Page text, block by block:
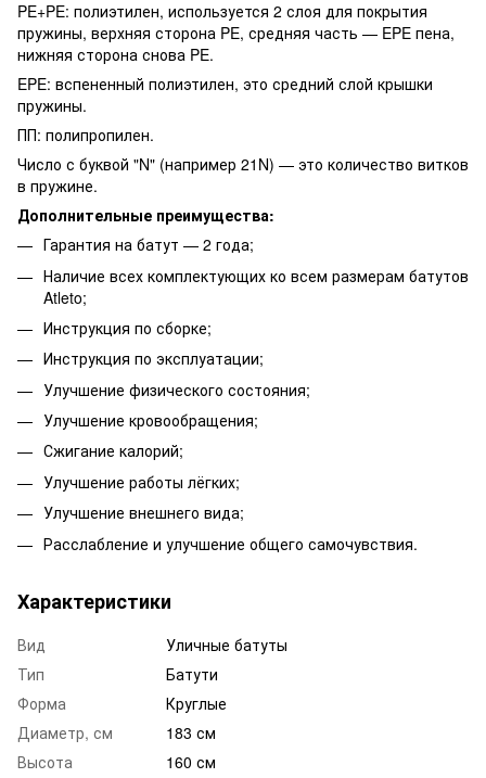
PE+PE: полиэтилен, используется 2 слоя для покрытия
пружины, верхняя сторона PE, средняя часть — EPE пена,
нижняя сторона снова PE.
EPE: вспененный полиэтилен, это средний слой крышки
пружины.
ПП: полипропилен.
Число с буквой "N" (например 21N) — это количество витков
в пружине.
Дополнительные преимущества:
Гарантия на батут — 2 года;
Наличие всех комплектующих ко всем размерам батутов
Atleto;
Инструкция по сборке;
Инструкция по эксплуатации;
Улучшение физического состояния;
Улучшение кровообращения;
Сжигание калорий;
Улучшение работы лёгких;
Улучшение внешнего вида;
Расслабление и улучшение общего самочувствия.
Характеристики
Вид
Уличные батуты
Тип
Батути
Форма
Круглые
Диаметр, см
183 см
Высота
160 см